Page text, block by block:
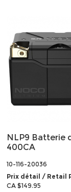
NLP9 Batterie
400CA
10-116-20036
Prix détail / Retail
CA $149.95